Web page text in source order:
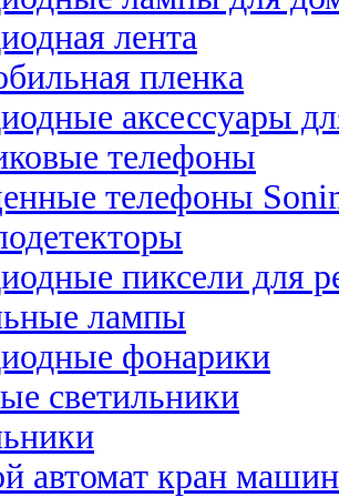
лента
пленка
аксессуары
телефоны
телефоны
пиксели для
лампы
фонарики
светильники
автомат кран